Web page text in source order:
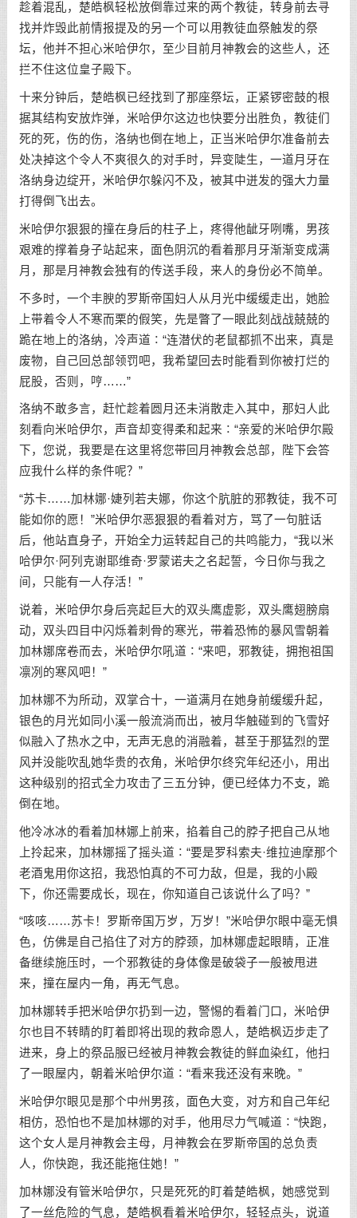
趁着混乱，楚皓枫轻松放倒靠过来的两个教徒，转身前去寻
找并炸毁此前情报提及的另一个可以用教徒血祭触发的祭
坛，他并不担心米哈伊尔，至少目前月神教会的这些人，还
拦不住这位皇子殿下。
十来分钟后，楚皓枫已经找到了那座祭坛，正紧锣密鼓的根
据其结构安放炸弹，米哈伊尔这边也快要分出胜负，教徒们
死的死，伤的伤，洛纳也倒在地上，正当米哈伊尔准备前去
处决掉这个令人不爽很久的对手时，异变陡生，一道月牙在
洛纳身边绽开，米哈伊尔躲闪不及，被其中迸发的强大力量
打得倒飞出去。
米哈伊尔狠狠的撞在身后的柱子上，疼得他龇牙咧嘴，男孩
艰难的撑着身子站起来，面色阴沉的看着那月牙渐渐变成满
月，那是月神教会独有的传送手段，来人的身份必不简单。
不多时，一个丰腴的罗斯帝国妇人从月光中缓缓走出，她脸
上带着令人不寒而栗的假笑，先是瞥了一眼此刻战战兢兢的
跪在地上的洛纳，冷声道∶“连潜伏的老鼠都抓不出来，真是
废物，自己回总部领罚吧，我希望回去时能看到你被打烂的
屁股，否则，哼……”
洛纳不敢多言，赶忙趁着圆月还未消散走入其中，那妇人此
刻看向米哈伊尔，声音却变得柔和起来∶“亲爱的米哈伊尔殿
下，您说，我要是在这里将您带回月神教会总部，陛下会答
应我什么样的条件呢？”
“苏卡……加林娜·婕列若夫娜，你这个肮脏的邪教徒，我不可
能如你的愿！”米哈伊尔恶狠狠的看着对方，骂了一句脏话
后，他站直身子，开始全力运转起自己的共鸣能力，“我以米
哈伊尔·阿列克谢耶维奇·罗蒙诺夫之名起誓，今日你与我之
间，只能有一人存活！”
说着，米哈伊尔身后亮起巨大的双头鹰虚影，双头鹰翅膀扇
动，双头四目中闪烁着刺骨的寒光，带着恐怖的暴风雪朝着
加林娜席卷而去，米哈伊尔吼道∶“来吧，邪教徒，拥抱祖国
凛冽的寒风吧！”
加林娜不为所动，双掌合十，一道满月在她身前缓缓升起，
银色的月光如同小溪一般流淌而出，被月华触碰到的飞雪好
似融入了热水之中，无声无息的消融着，甚至于那猛烈的罡
风并没能吹乱她华贵的衣角，米哈伊尔终究年纪还小，用出
这种级别的招式全力攻击了三五分钟，便已经体力不支，跪
倒在地。
他冷冰冰的看着加林娜上前来，掐着自己的脖子把自己从地
上拎起来，加林娜摇了摇头道∶“要是罗科索夫·维拉迪摩那个
老酒鬼用你这招，我恐怕真的不可力敌，但是，我的小殿
下，你还需要成长，现在，你知道自己该说什么了吗？”
“咳咳……苏卡！罗斯帝国万岁，万岁！”米哈伊尔眼中毫无惧
色，仿佛是自己掐住了对方的脖颈，加林娜虚起眼睛，正准
备继续施压时，一个邪教徒的身体像是破袋子一般被甩进
来，撞在屋内一角，再无气息。
加林娜转手把米哈伊尔扔到一边，警惕的看着门口，米哈伊
尔也目不转睛的盯着即将出现的救命恩人，楚皓枫迈步走了
进来，身上的祭品服已经被月神教会教徒的鲜血染红，他扫
了一眼屋内，朝着米哈伊尔道∶“看来我还没有来晚。”
米哈伊尔眼见是那个中州男孩，面色大变，对方和自己年纪
相仿，恐怕也不是加林娜的对手，他用尽力气喊道∶“快跑，
这个女人是月神教会主母，月神教会在罗斯帝国的总负责
人，你快跑，我还能拖住她！”
加林娜没有管米哈伊尔，只是死死的盯着楚皓枫，她感觉到
了一丝危险的气息，楚皓枫看着米哈伊尔，轻轻点头，说道